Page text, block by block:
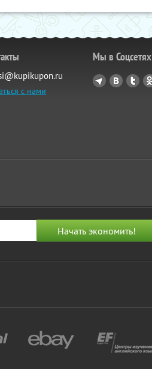
с нами
Мы в Соцсетях